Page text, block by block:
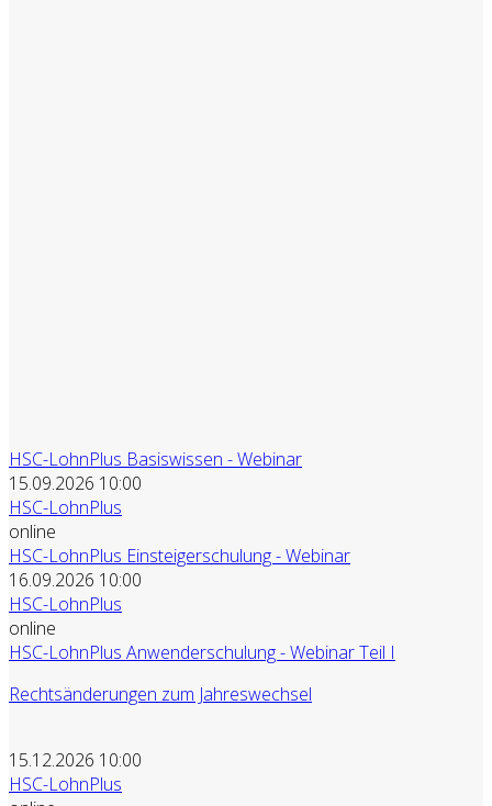
HSC-LohnPlus Basiswissen - Webinar
15.09.2026 10:00
HSC-LohnPlus
online
HSC-LohnPlus Einsteigerschulung - Webinar
16.09.2026 10:00
HSC-LohnPlus
online
HSC-LohnPlus Anwenderschulung - Webinar Teil I
Rechtsänderungen zum Jahreswechsel
15.12.2026 10:00
HSC-LohnPlus